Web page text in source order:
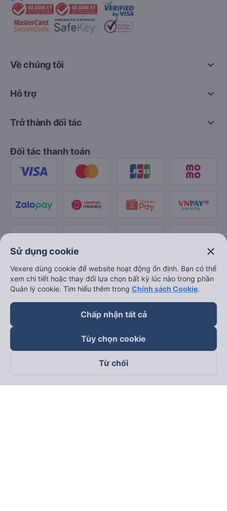
keyboard_arrow_down
Về chúng tôi
keyboard_arrow_down
Hỗ trợ
keyboard_arrow_down
Trở thành đối tác
Đối tác thanh toán
Theo dõi chúng tôi trên
Sử dụng cookie close
Vexere dùng cookie để website hoạt động ổn định. Bạn có thể
xem chi tiết hoặc thay đổi lựa chọn bất kỳ lúc nào trong phần
Quản lý cookie. Tìm hiểu thêm trong Chính sách Cookie.
Chấp nhận tất cả
Tùy chọn cookie
Từ chối